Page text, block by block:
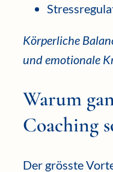
Körperliche
und emotionale
Warum
Coaching
Der grösste